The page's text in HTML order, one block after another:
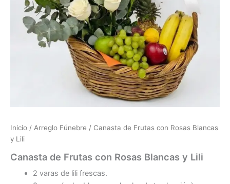
Inicio / Arreglo Fúnebre / Canasta de Frutas con Rosas Blancas
y Lili
Canasta de Frutas con Rosas Blancas y Lili
2 varas de lili frescas.